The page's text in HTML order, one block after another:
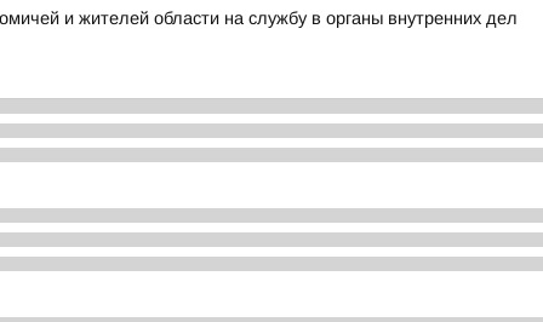
и жителей области на службу в органы внутренних дел